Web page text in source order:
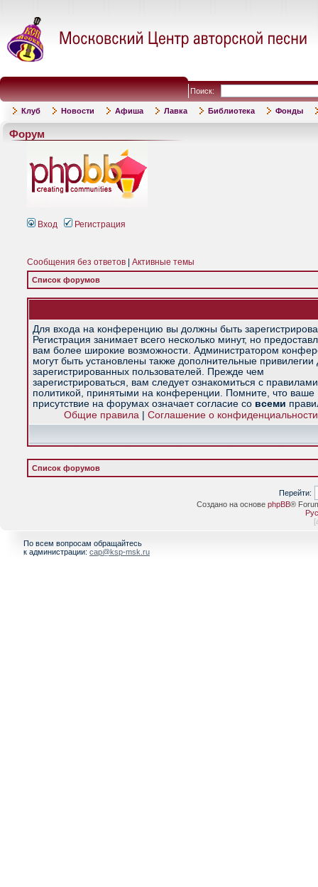
Поиск:
Клуб Новости Афиша Лавка Библиотека Фонды
Форум
Вход Регистрация
Сообщения без ответов Активные темы
Список форумов
Для входа на конференцию вы должны быть
Регистрация занимает всего несколько минут, но
вам более широкие возможности. Администратором
могут быть установлены также дополнительные привилегии
зарегистрированных пользователей. Прежде чем
зарегистрироваться, вам следует ознакомиться с
политикой, принятыми на конференции. Помните, что ваше
присутствие на форумах означает согласие со всеми
Общие правила| Соглашение о конфиденциальности
Список форумов
Перейти:
Создано на основе phpBB®
[
По всем вопросам обращайтесь
к администрации: cap@ksp-msk.ru